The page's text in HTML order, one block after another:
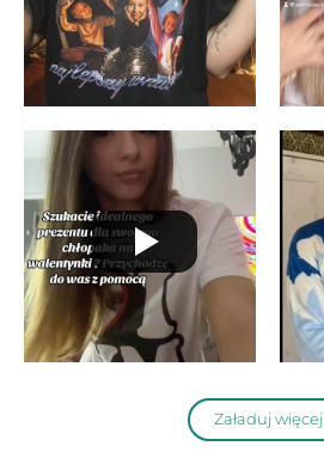
Załaduj więcej